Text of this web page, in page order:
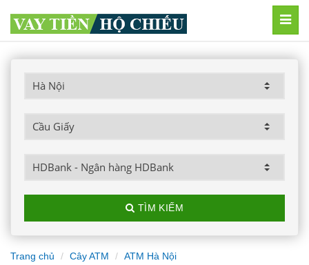
TÌM KIẾM
Trang chủ Cây ATM ATM Hà Nội